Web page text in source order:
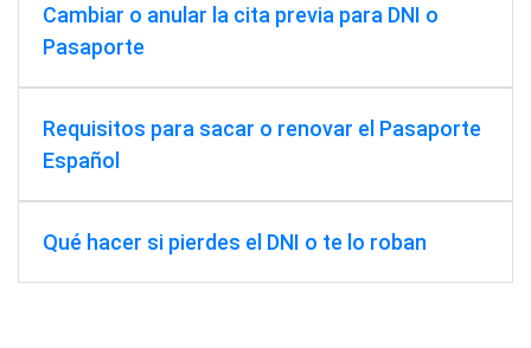
Cambiar o anular la cita previa para DNI o
Pasaporte
Requisitos para sacar o renovar el Pasaporte
Español
Qué hacer si pierdes el DNI o te lo roban